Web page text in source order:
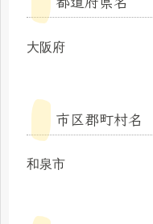
大阪府
市区郡町村名
和泉市